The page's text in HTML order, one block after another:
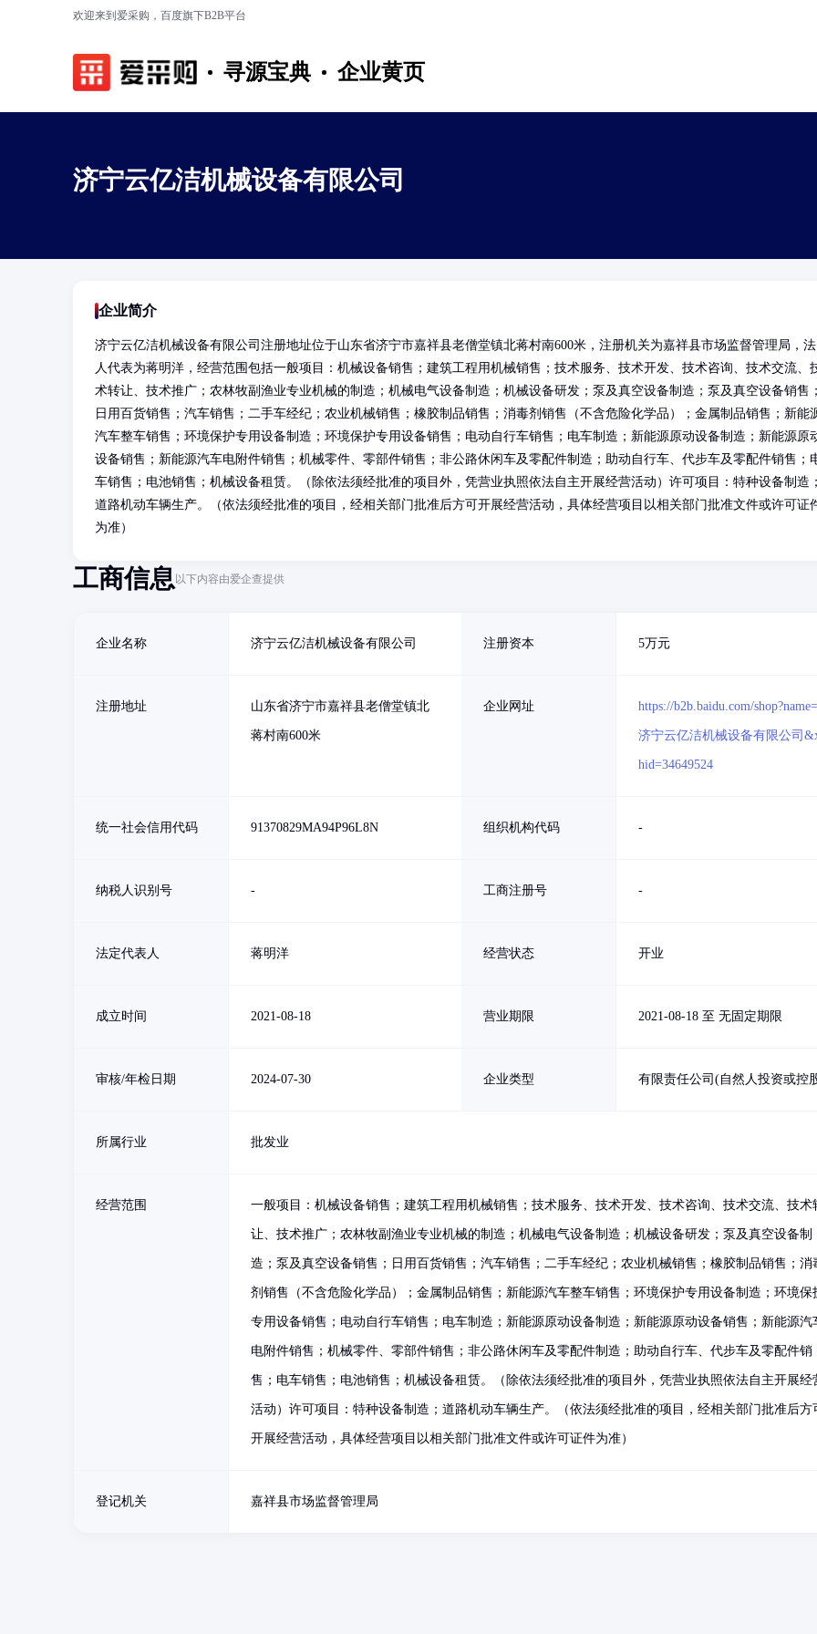
欢迎来到爱采购，百度旗下B2B平台
寻源宝典 企业黄页
济宁云亿洁机械设备有限公司
企业简介
济宁云亿洁机械设备有限公司注册地址位于山东省济宁市嘉祥县老僧堂镇北蒋村南600米，注册机关为嘉祥县市场监督管理局，法
人代表为蒋明洋，经营范围包括一般项目：机械设备销售；建筑工程用机械销售；技术服务、技术开发、技术咨询、技术交流、
术转让、技术推广；农林牧副渔业专业机械的制造；机械电气设备制造；机械设备研发；泵及真空设备制造；泵及真空设备销售
日用百货销售；汽车销售；二手车经纪；农业机械销售；橡胶制品销售；消毒剂销售（不含危险化学品）；金属制品销售；新能
汽车整车销售；环境保护专用设备制造；环境保护专用设备销售；电动自行车销售；电车制造；新能源原动设备制造；新能源原
设备销售；新能源汽车电附件销售；机械零件、零部件销售；非公路休闲车及零配件制造；助动自行车、代步车及零配件销售；
车销售；电池销售；机械设备租赁。（除依法须经批准的项目外，凭营业执照依法自主开展经营活动）许可项目：特种设备制造
道路机动车辆生产。（依法须经批准的项目，经相关部门批准后方可开展经营活动，具体经营项目以相关部门批准文件或许可证
为准）
工商信息以下内容由爱企查提供
企业名称 济宁云亿洁机械设备有限公司 注册资本 5万元
注册地址 山东省济宁市嘉祥县老僧堂镇北
蒋村南600米
企业网址 https://b2b.baidu.com/
济宁云亿洁机械设备有限公司
hid=34649524
统一社会信用代码 91370829MA94P96L8N 组织机构代码 -
纳税人识别号 - 工商注册号 -
法定代表人 蒋明洋 经营状态 开业
成立时间 2021-08-18 营业期限 2021-08-18 至 无固定期限
审核/年检日期 2024-07-30 企业类型 有限责任公司(自然人投资或控
所属行业 批发业
经营范围 一般项目：机械设备销售；建筑工程用机械销售；技术服务、技术开发、技术咨询、技术交流、技术
让、技术推广；农林牧副渔业专业机械的制造；机械电气设备制造；机械设备研发；泵及真空设备制
造；泵及真空设备销售；日用百货销售；汽车销售；二手车经纪；农业机械销售；橡胶制品销售；消
剂销售（不含危险化学品）；金属制品销售；新能源汽车整车销售；环境保护专用设备制造；环境保
专用设备销售；电动自行车销售；电车制造；新能源原动设备制造；新能源原动设备销售；新能源汽
电附件销售；机械零件、零部件销售；非公路休闲车及零配件制造；助动自行车、代步车及零配件销
售；电车销售；电池销售；机械设备租赁。（除依法须经批准的项目外，凭营业执照依法自主开展经
活动）许可项目：特种设备制造；道路机动车辆生产。（依法须经批准的项目，经相关部门批准后方
开展经营活动，具体经营项目以相关部门批准文件或许可证件为准）
登记机关 嘉祥县市场监督管理局